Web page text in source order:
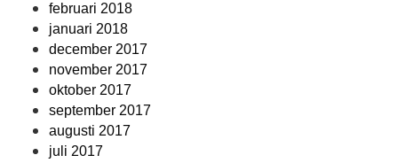
februari 2018
januari 2018
december 2017
november 2017
oktober 2017
september 2017
augusti 2017
juli 2017